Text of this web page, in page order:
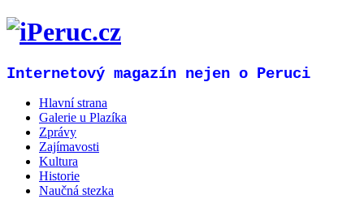
Internetový magazín nejen o Peruci
Hlavní strana
Galerie u Plazíka
Zprávy
Zajímavosti
Kultura
Historie
Naučná stezka